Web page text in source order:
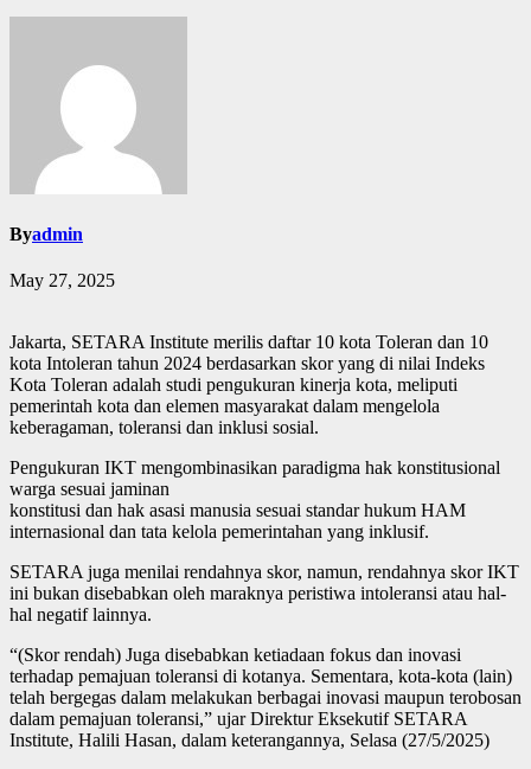
Byadmin
May 27, 2025
Jakarta, SETARA Institute merilis daftar 10 kota Toleran dan 10
kota Intoleran tahun 2024 berdasarkan skor yang di nilai Indeks
Kota Toleran adalah studi pengukuran kinerja kota, meliputi
pemerintah kota dan elemen masyarakat dalam mengelola
keberagaman, toleransi dan inklusi sosial.
Pengukuran IKT mengombinasikan paradigma hak konstitusional
warga sesuai jaminan
konstitusi dan hak asasi manusia sesuai standar hukum HAM
internasional dan tata kelola pemerintahan yang inklusif.
SETARA juga menilai rendahnya skor, namun, rendahnya skor IKT
ini bukan disebabkan oleh maraknya peristiwa intoleransi atau hal-
hal negatif lainnya.
“(Skor rendah) Juga disebabkan ketiadaan fokus dan inovasi
terhadap pemajuan toleransi di kotanya. Sementara, kota-kota (lain)
telah bergegas dalam melakukan berbagai inovasi maupun terobosan
dalam pemajuan toleransi,” ujar Direktur Eksekutif SETARA
Institute, Halili Hasan, dalam keterangannya, Selasa (27/5/2025)